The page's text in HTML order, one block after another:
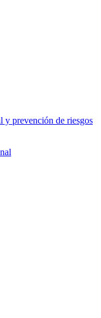
y prevención de riesgos